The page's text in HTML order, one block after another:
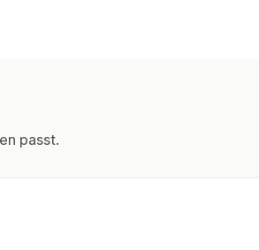
passt.